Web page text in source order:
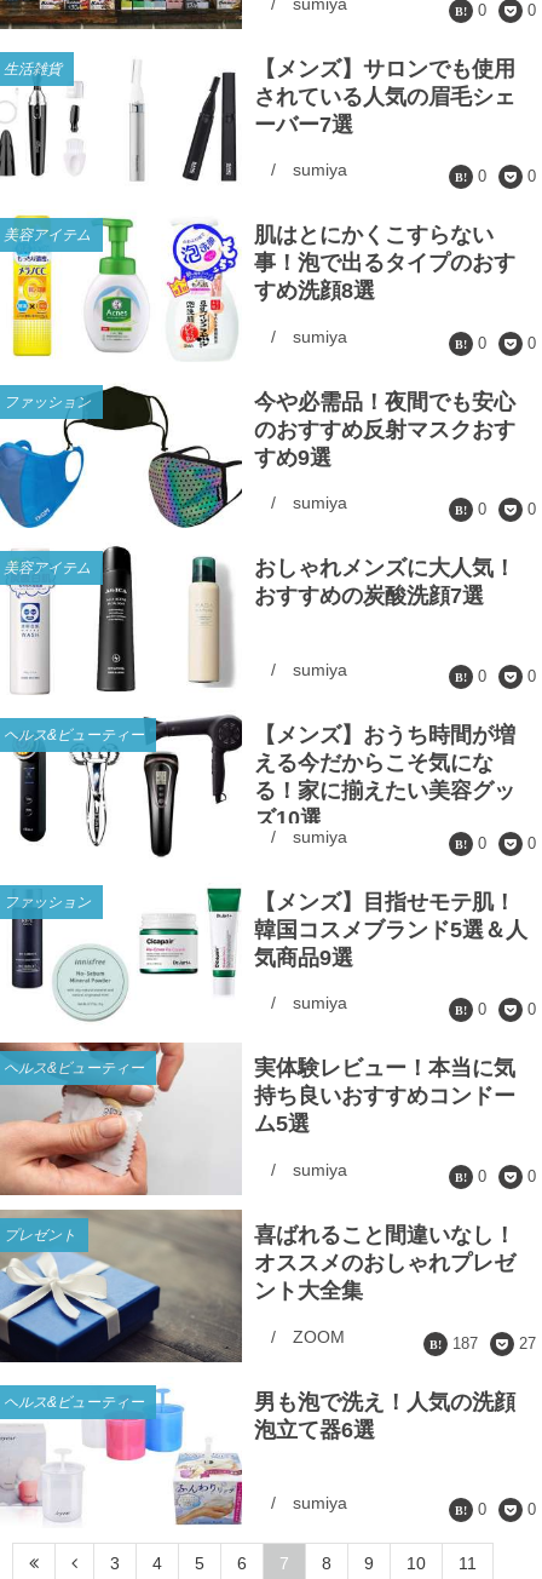
0 0
生活雑貨
【メンズ】サロンでも使用
されている人気の眉毛シェ
ーバー7選
/ sumiya 0 0
美容アイテム
肌はとにかくこすらない
事！泡で出るタイプのおす
すめ洗顔8選
/ sumiya 0 0
ファッション
今や必需品！夜間でも安心
のおすすめ反射マスクおす
すめ9選
/ sumiya 0 0
美容アイテム
おしゃれメンズに大人気！
おすすめの炭酸洗顔7選
/ sumiya 0 0
ヘルス&ビューティー
【メンズ】おうち時間が増
える今だからこそ気にな
る！家に揃えたい美容グッ
ズ10選
/ sumiya 0 0
ファッション
【メンズ】目指せモテ肌！
韓国コスメブランド5選＆人
気商品9選
/ sumiya 0 0
ヘルス&ビューティー
実体験レビュー！本当に気
持ち良いおすすめコンドー
ム5選
/ sumiya 0 0
プレゼント
喜ばれること間違いなし！
オススメのおしゃれプレゼ
ント大全集
/ ZOOM 187 27
ヘルス&ビューティー
男も泡で洗え！人気の洗顔
泡立て器6選
/ sumiya 0 0
3 4 5 6 7 8 9 10 11